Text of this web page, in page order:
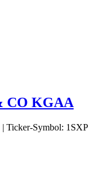
CO KGAA
| Ticker-Symbol: 1SXP